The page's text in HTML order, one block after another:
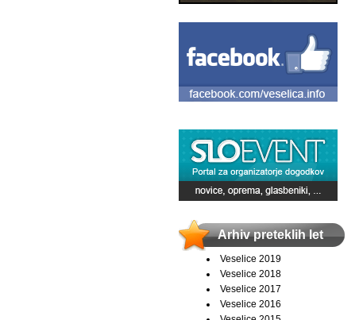
Arhiv preteklih let
Veselice 2019
Veselice 2018
Veselice 2017
Veselice 2016